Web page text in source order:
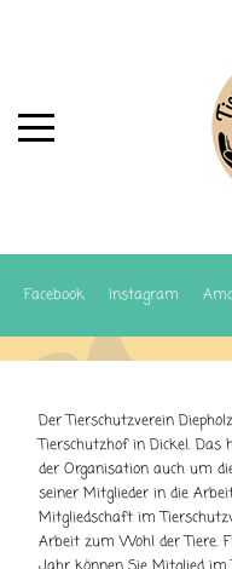
Facebook Instagram
Der Tierschutzverein
Tierschutzhof in Dickel.
der Organisation auch um
seiner Mitglieder in die
Mitgliedschaft im
Arbeit zum Wohl der Tiere.